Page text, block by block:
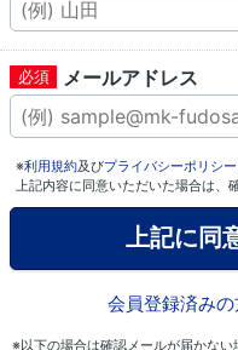
メールアドレス
※利用規約及びプライバシーポリシー
上記内容に同意いただいた場合は、
会員登録済みの
※以下の場合は確認メールが届かない